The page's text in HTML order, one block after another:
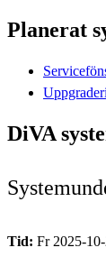
Planerat
DiVA
Tid: Fr 2025-